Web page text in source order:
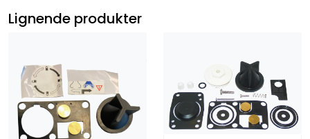
Lignende produkter